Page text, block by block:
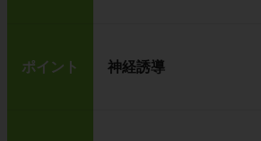
ポイント 神経誘導